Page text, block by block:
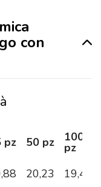
con
pz 50 pz 100
pz
20,23
19,44